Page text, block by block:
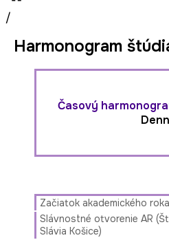
/
Harmonogram
Časový
Začiatok akademického
Slávnostné otvorenie AR
Slávia Košice)